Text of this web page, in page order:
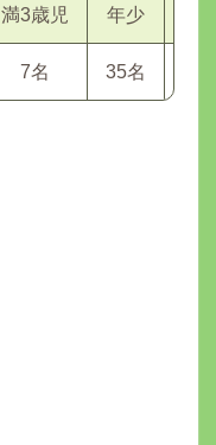
満3歳児 年少
7名 35名